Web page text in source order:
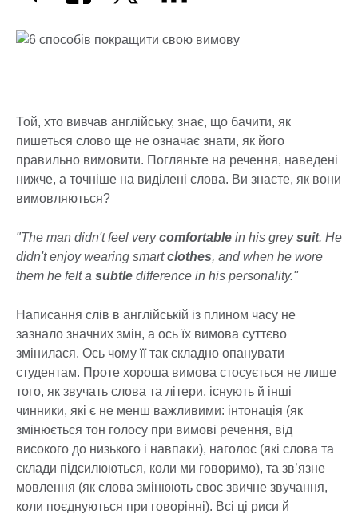
Той, хто вивчав англійську, знає, що бачити, як
пишеться слово ще не означає знати, як його
правильно вимовити. Погляньте на речення, наведені
нижче, а точніше на виділені слова. Ви знаєте, як вони
вимовляються?
"The man didn't feel verycomfortable in his greysuit. He
didn't enjoy wearing smartclothes, and when he wore
them he felt a subtle difference in his personality.''
Написання слів в англійській із плином часу не
зазнало значних змін, а ось їх вимова суттєво
змінилася. Ось чому її так складно опанувати
студентам. Проте хороша вимова стосується не лише
того, як звучать слова та літери, існують й інші
чинники, які є не менш важливими: інтонація (як
змінюється тон голосу при вимові речення, від
високого до низького і навпаки), наголос (які слова та
склади підсилюються, коли ми говоримо), та зв’язне
мовлення (як слова змінюють своє звичне звучання,
коли поєднуються при говорінні). Всі ці риси й